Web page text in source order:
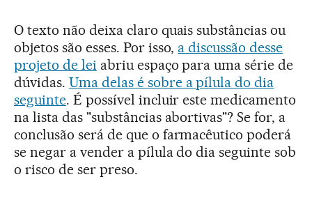
O texto não deixa claro quais substâncias ou
objetos são esses. Por isso, a discussão desse
projeto de lei abriu espaço para uma série de
dúvidas. Uma delas é sobre a pílula do dia
seguinte. É possível incluir este medicamento
na lista das "substâncias abortivas"? Se for, a
conclusão será de que o farmacêutico poderá
se negar a vender a pílula do dia seguinte sob
o risco de ser preso.